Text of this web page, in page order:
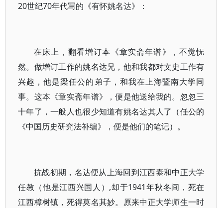
20世纪70年代写的《有怀姚名达》：
在床上，翻看增订本《章实斋年谱》，不觉怃
然。做增订工作的姚名达兄，他和我都对文史工作有
兴趣，他是梁任公的弟子，和我在上海暨南大学同
事。这本《章实斋年谱》，便是他送给我的。忽忽三
十年了，一般人也很少知道有姚名达其人了（任公的
《中国历史研究法补编》，便是他们的笔记）。
抗战初期，名达便从上海回到江西泰和中正大学
任教（他是江西兴国人）,却于1941年秋冬间，死在
江西樟树镇，死得莫名其妙。原来中正大学师生一时